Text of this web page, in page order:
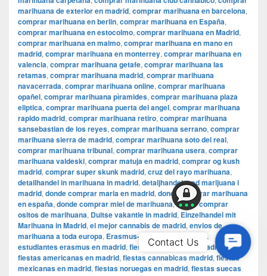
marihuana de exterior en madrid, comprar marihuana en barcelona,
comprar marihuana en berlin, comprar marihuana en España,
comprar marihuana en estocolmo, comprar marihuana en Madrid,
comprar marihuana en malmo, comprar marihuana en mano en
madrid, comprar marihuana en monterrey, comprar marihuana en
valencia, comprar marihuana getafe, comprar marihuana las
retamas, comprar marihuana madrid, comprar marihuana
navacerrada, comprar marihuana online, comprar marihuana
opañel, comprar marihuana pìramides, comprar marihuana plaza
eliptica, comprar marihuana puerta del angel, comprar marihuana
rapido madrid, comprar marihuana retiro, comprar marihuana
sansebastian de los reyes, comprar marihuana serrano, comprar
marihuana sierra de madrid, comprar marihuana soto del real,
comprar marihuana tribunal, comprar marihuana usera, comprar
marihuana valdeski, comprar matuja en madrid, comprar og kush
madrid, comprar super skunk madrid, cruz del rayo marihuana,
detailhandel in marihuana in madrid, detaljhandel med marijuana i
madrid, donde comprar maria en madrid, donde comprar marihuana
en españa, donde comprar miel de marihuana,donde comprar
ositos de marihuana, Duitse vakantie in madrid, Einzelhandel mit
Marihuana in Madrid, el mejor cannabis de madrid, envios de
marihuana a toda europa, Erasmus-Studenten in Madrid ,
estudiantes erasmus en madrid, fiestas alemanas en madrid ,
fiestas americanas en madrid, fiestas cannabicas madrid, fiestas
mexicanas en madrid, fiestas noruegas en madrid, fiestas suecas
Us
Contact Us